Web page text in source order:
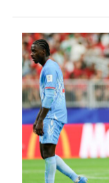
Falsa
partenza
Portogallo,
solo
1-
1
contro
la
Repubblica